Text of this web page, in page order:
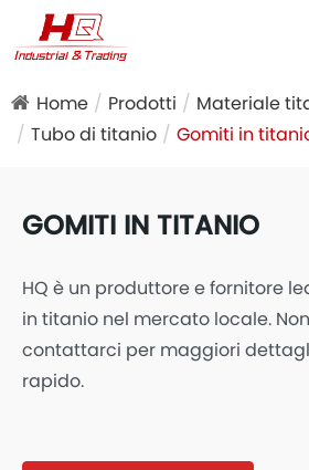
Home Prodotti
Materiale
Tubo di titanio
Gomiti in
GOMITI IN TITANIO
HQ è un produttore e fornitore
in titanio nel mercato locale.
contattarci per maggiori
rapido.